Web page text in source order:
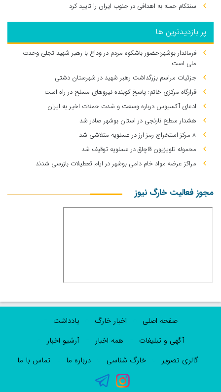
سنتکام حمله به اهدافی در جنوب ایران را تایید کرد
پر بازدیدترین ها
فرماندار بوشهر:حضور باشکوه مردم در وداع با رهبر شهید تجلی وحدت
ملی است
جزئیات مراسم بزرگداشت رهبر شهید در شهرستان دشتی
قرارگاه مرکزی خاتم: پاسخ کوبنده نیروهای مسلح در راه است
ادعای آکسیوس درباره وسعت و شدت حملات اخیر به ایران
هشدار سطح نارنجی در استان بوشهر صادر شد
۸ مرکز استخراج رمز ارز در عسلویه متلاشی شد
محموله تلویزیون قاچاق در عسلویه توقیف شد
مراکز عرضه مواد خام دامی بوشهر در ایام تعطیلات بازرسی شدند
مجوز فعالیت خارگ نیوز
صفحه اصلی اخبار خارگ
یادداشت
آگهی و تبلیغات
همه اخبار
آرشیو اخبار
گالری تصویر
خارگ شناسی درباره ما تماس با ما